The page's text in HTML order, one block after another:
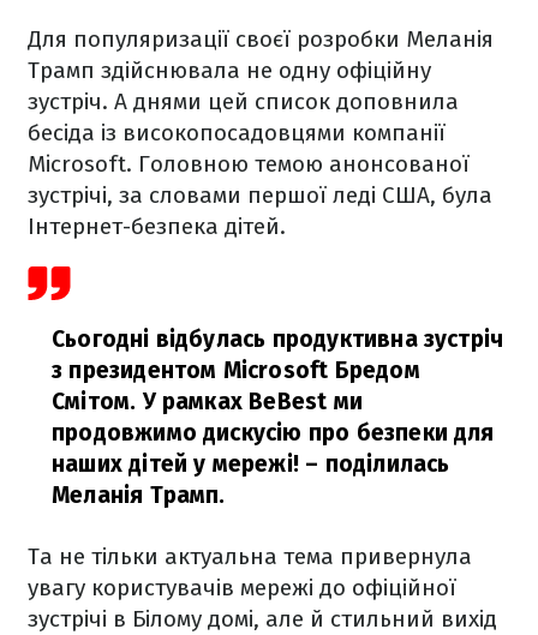
Для популяризації своєї розробки Меланія
Трамп здійснювала не одну офіційну
зустріч. А днями цей список доповнила
бесіда із високопосадовцями компанії
Microsoft. Головною темою анонсованої
зустрічі, за словами першої леді США, була
Інтернет-безпека дітей.
Сьогодні відбулась продуктивна зустріч
з президентом Microsoft Бредом
Смітом. У рамках BeBest ми
продовжимо дискусію про безпеки для
наших дітей у мережі! – поділилась
Меланія Трамп.
Та не тільки актуальна тема привернула
увагу користувачів мережі до офіційної
зустрічі в Білому домі, але й стильний вихід